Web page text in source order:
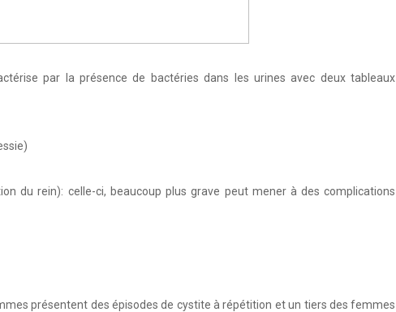
par la présence de bactéries dans les urines avec deux tableaux
rein): celle-ci, beaucoup plus grave peut mener à des complications
présentent des épisodes de cystite à répétition et un tiers des femmes